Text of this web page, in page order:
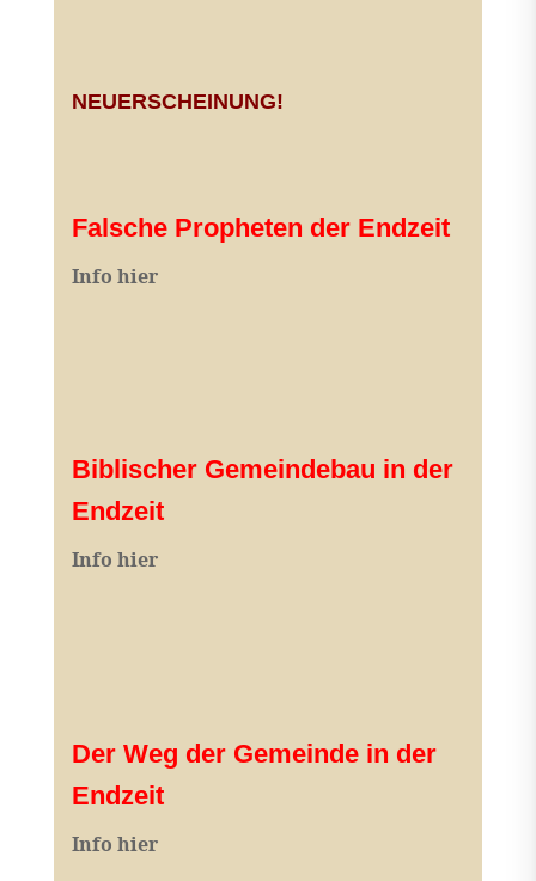
NEUERSCHEINUNG!
Falsche Propheten der Endzeit
Info hier
Biblischer Gemeindebau in der
Endzeit
Info hier
Der Weg der Gemeinde in der
Endzeit
Info hier